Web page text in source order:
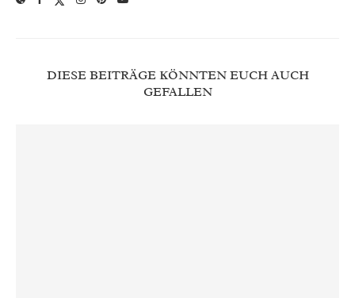
DIESE BEITRÄGE KÖNNTEN EUCH AUCH
GEFALLEN